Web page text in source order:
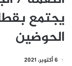
يجتمع
الحوضين
6 أكتوبر، 2021